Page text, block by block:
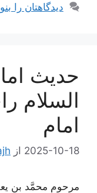
دیدگاهتان را
حديث
السلام
امام‏
2025-10-18 از